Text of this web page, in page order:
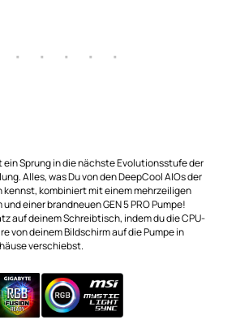
ein Sprung in die nächste Evolutionsstufe der
Alles, was Du von den DeepCool AIOs der
kennst, kombiniert mit einem mehrzeiligen
einer brandneuen GEN 5 PRO Pumpe!
auf deinem Schreibtisch, indem du die CPU-
von deinem Bildschirm auf die Pumpe in
verschiebst.